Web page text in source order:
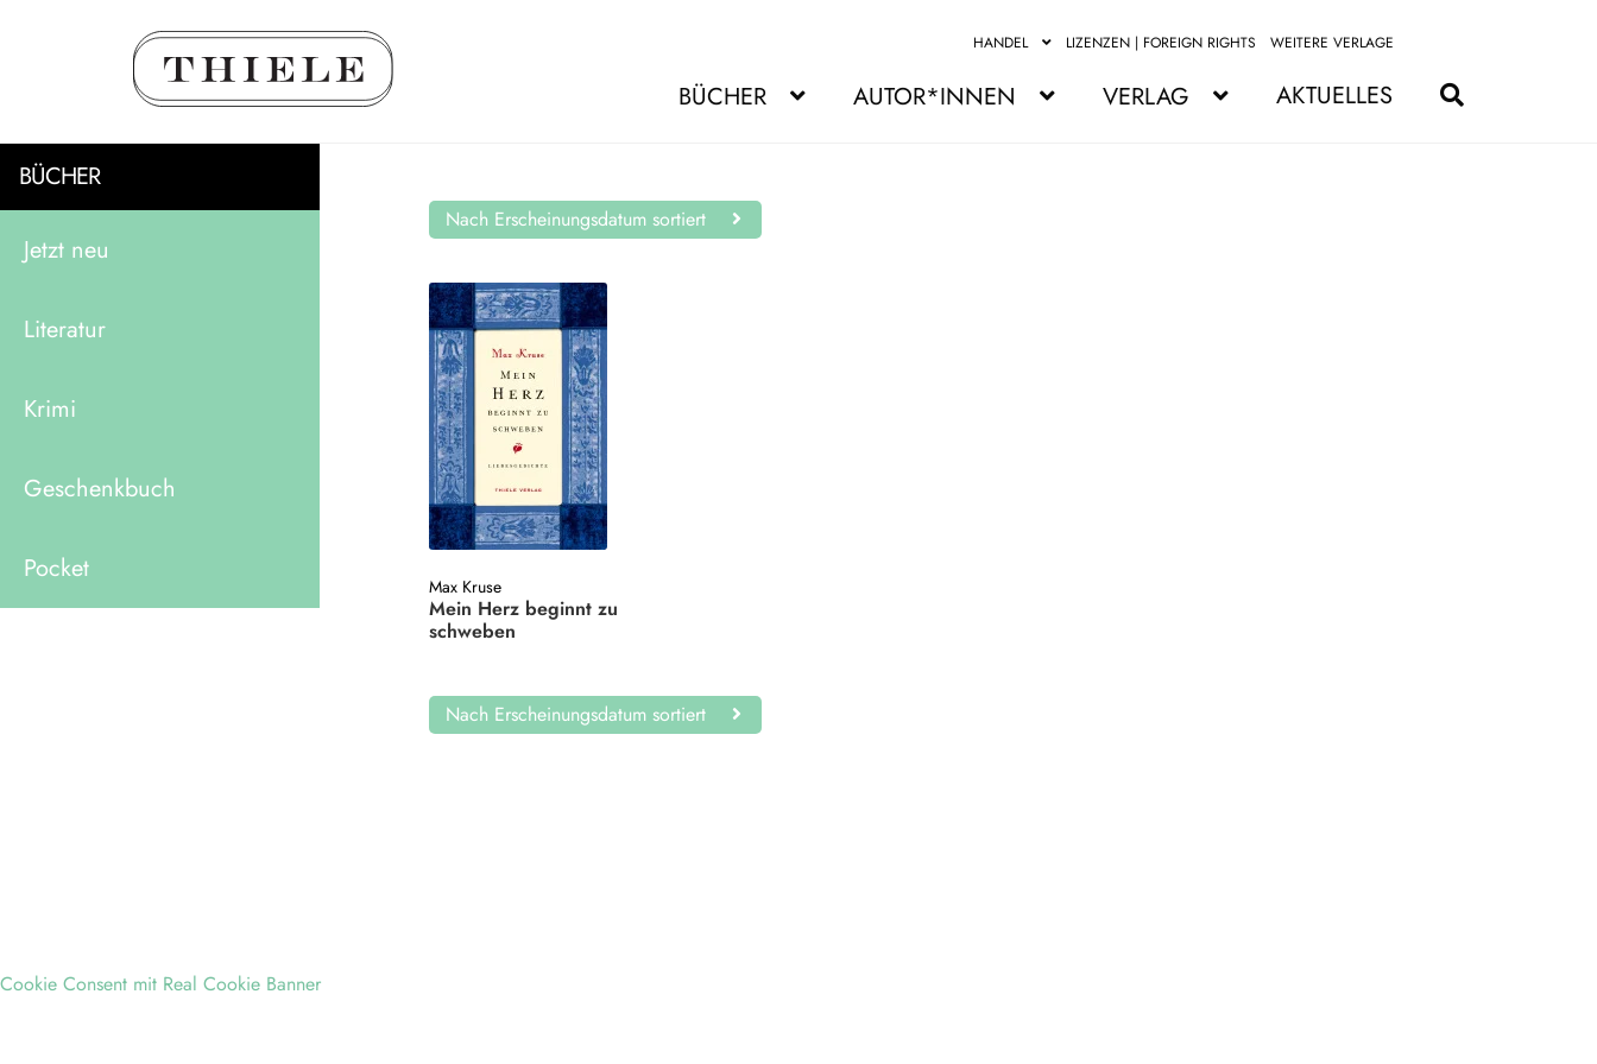
HANDEL LIZENZEN | FOREIGN RIGHTS WEITERE VERLAGE
springen
springen
BÜCHER AUTOR*INNEN VERLAG AKTUELLES
BÜCHER
Jetzt neu
Literatur
Krimi
Geschenkbuch
Pocket
Nach Erscheinungsdatum sortiert
Max Kruse
Mein Herz beginnt zu
schweben
Nach Erscheinungsdatum sortiert
Cookie Consent mit Real Cookie Banner